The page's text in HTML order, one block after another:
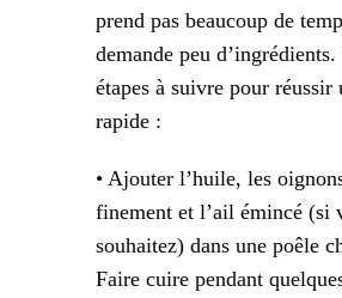
prend pas beaucoup de
demande peu
étapes à suivre pour réussir
rapide :
• Ajouter l’huile, les
finement et l’ail émincé (si
souhaitez) dans une poêle
Faire cuire pendant